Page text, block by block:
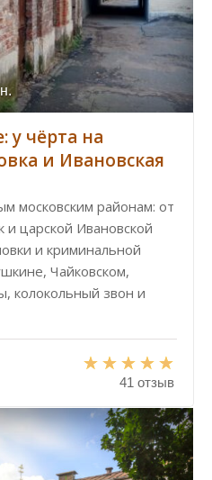
у чёрта на
и Ивановская
московским районам: от
царской Ивановской
и криминальной
Чайковском,
колокольный звон и
41 отзыв